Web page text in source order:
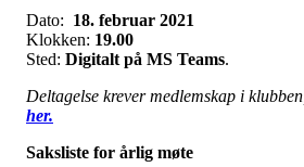
Dato: 18. februar 2021
Klokken: 19.00
Sted: Digitalt på MS Teams.
Deltagelse krever medlemskap i klubben,
her.
Saksliste for årlig møte